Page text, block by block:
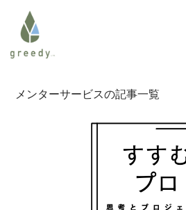
メンターサービスの記事一覧